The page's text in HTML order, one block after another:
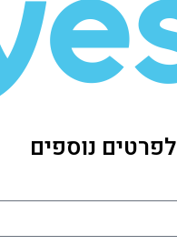
לפרטים נוספים